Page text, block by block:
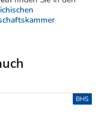
BHS